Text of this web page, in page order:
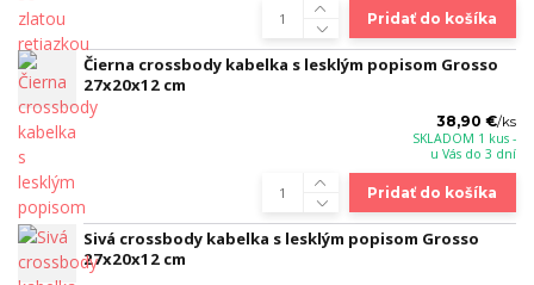
Pridať do košíka
Čierna crossbody kabelka s lesklým popisom Grosso
27x20x12 cm
38,90 €/ks
SKLADOM 1 kus -
u Vás do 3 dní
Pridať do košíka
Sivá crossbody kabelka s lesklým popisom Grosso
27x20x12 cm